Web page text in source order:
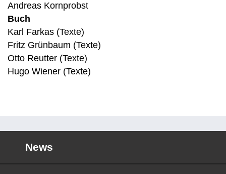
Andreas Kornprobst
Buch
Karl Farkas (Texte)
Fritz Grünbaum (Texte)
Otto Reutter (Texte)
Hugo Wiener (Texte)
News